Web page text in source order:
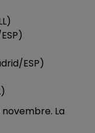
ESP)
La